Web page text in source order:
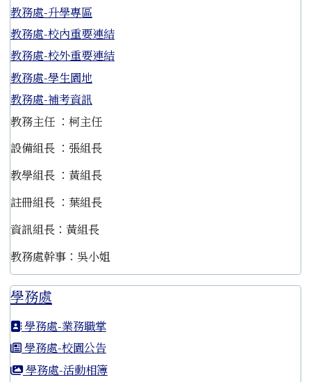
教務處-升學專區
教務處-校內重要連結
教務處-校外重要連結
教務處-學生園地
教務處-補考資訊
教務主任 ：柯主任
設備組長 ：張組長
教學組長 ：黃組長
註冊組長 ：葉組長
資訊組長：黃組長
教務處幹事：吳小姐
學務處
學務處-業務職掌
學務處-校園公告
學務處-活動相簿